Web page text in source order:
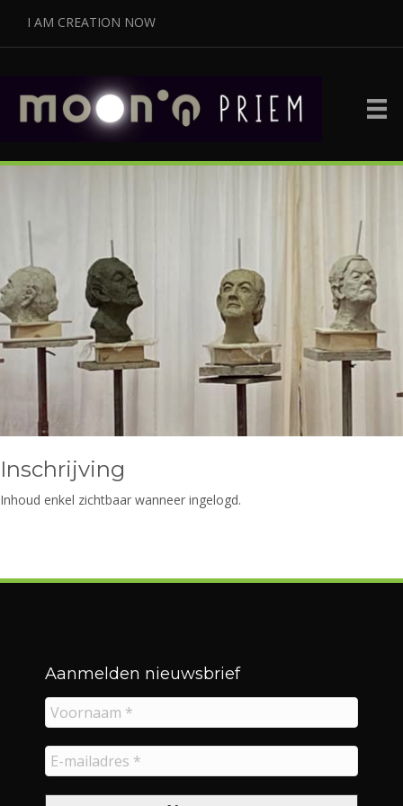
I AM CREATION NOW
Inschrijving
Inhoud enkel zichtbaar wanneer ingelogd.
Aanmelden nieuwsbrief